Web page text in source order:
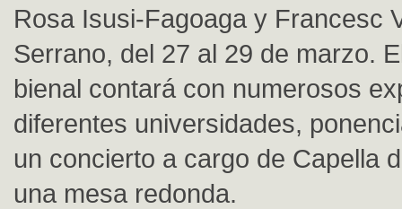
Rosa Isusi-Fagoaga y Francesc
Serrano, del 27 al 29 de marzo.
bienal contará con numerosos
diferentes universidades,
un concierto a cargo de Capella
una mesa redonda.